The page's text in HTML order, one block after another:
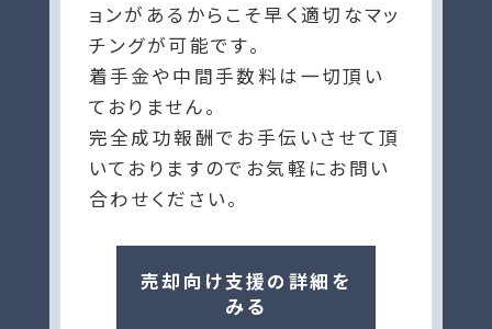
ョンがあるからこそ早く適切なマッ
チングが可能です。
着手金や中間手数料は一切頂い
ておりません。
完全成功報酬でお手伝いさせて頂
いておりますのでお気軽にお問い
合わせください。
売却向け支援の詳細を
みる